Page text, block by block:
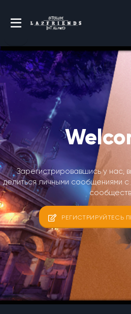
Зарегистрировавшись у нас,
делиться личными сообщениями
РЕГИСТРИРУЙТЕСЬ